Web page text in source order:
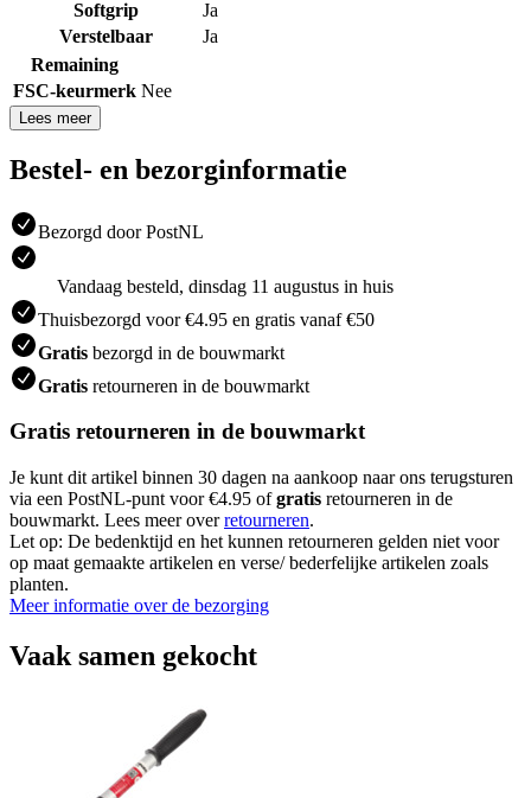
Softgrip
Ja
Verstelbaar
Ja
Remaining
FSC-keurmerk Nee
Lees meer
Bestel- en bezorginformatie
Bezorgd door PostNL
Vandaag besteld, dinsdag 11 augustus in huis
Thuisbezorgd voor €4.95 en gratis vanaf €50
Gratis bezorgd in de bouwmarkt
Gratis retourneren in de bouwmarkt
Gratis retourneren in de bouwmarkt
Je kunt dit artikel binnen 30 dagen na aankoop naar ons terugsturen
via een PostNL-punt voor €4.95 ofgratis retourneren in de
bouwmarkt. Lees meer overretourneren.
Let op: De bedenktijd en het kunnen retourneren gelden niet voor
op maat gemaakte artikelen en verse/ bederfelijke artikelen zoals
planten.
Meer informatie over de bezorging
Vaak samen gekocht